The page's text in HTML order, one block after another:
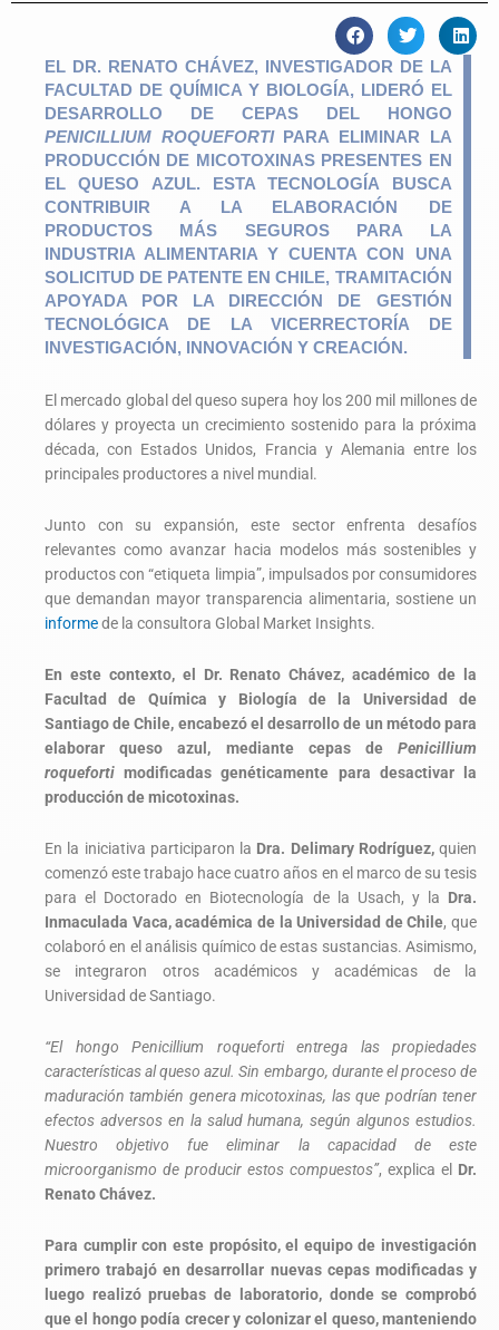
EL DR. RENATO CHÁVEZ, INVESTIGADOR DE LA
FACULTAD DE QUÍMICA Y BIOLOGÍA, LIDERÓ EL
DESARROLLO DE CEPAS DEL HONGO
PENICILLIUM ROQUEFORTIPARA ELIMINAR LA
PRODUCCIÓN DE MICOTOXINAS PRESENTES EN
EL QUESO AZUL. ESTA TECNOLOGÍA BUSCA
CONTRIBUIR A LA ELABORACIÓN DE
PRODUCTOS MÁS SEGUROS PARA LA
INDUSTRIA ALIMENTARIA Y CUENTA CON UNA
SOLICITUD DE PATENTE EN CHILE, TRAMITACIÓN
APOYADA POR LA DIRECCIÓN DE GESTIÓN
TECNOLÓGICA DE LA VICERRECTORÍA DE
INVESTIGACIÓN, INNOVACIÓN Y CREACIÓN.
El mercado global del queso supera hoy los 200 mil millones de
dólares y proyecta un crecimiento sostenido para la próxima
década, con Estados Unidos, Francia y Alemania entre los
principales productores a nivel mundial.
Junto con su expansión, este sector enfrenta desafíos
relevantes como avanzar hacia modelos más sostenibles y
productos con “etiqueta limpia”, impulsados por consumidores
que demandan mayor transparencia alimentaria, sostiene un
informede la consultora Global Market Insights.
En este contexto, el Dr. Renato Chávez, académico de la
Facultad de Química y Biología de la Universidad de
Santiago de Chile, encabezó el desarrollo de un método para
elaborar queso azul, mediante cepas de Penicillium
roquefortimodificadas genéticamente para desactivar la
producción de micotoxinas.
En la iniciativa participaron la Dra. Delimary Rodríguez,quien
comenzó este trabajo hace cuatro años en el marco de su tesis
para el Doctorado en Biotecnología de la Usach, y la Dra.
Inmaculada Vaca, académica de la Universidad de Chile, que
colaboró en el análisis químico de estas sustancias. Asimismo,
se integraron otros académicos y académicas de la
Universidad de Santiago.
“El hongo Penicillium roqueforti entrega las propiedades
características al queso azul. Sin embargo, durante el proceso de
maduración también genera micotoxinas, las que podrían tener
efectos adversos en la salud humana, según algunos estudios.
Nuestro objetivo fue eliminar la capacidad de este
microorganismo de producir estos compuestos”, explica el Dr.
Renato Chávez.
Para cumplir con este propósito, el equipo de investigación
primero trabajó en desarrollar nuevas cepas modificadas y
luego realizó pruebas de laboratorio, donde se comprobó
que el hongo podía crecer y colonizar el queso, manteniendo